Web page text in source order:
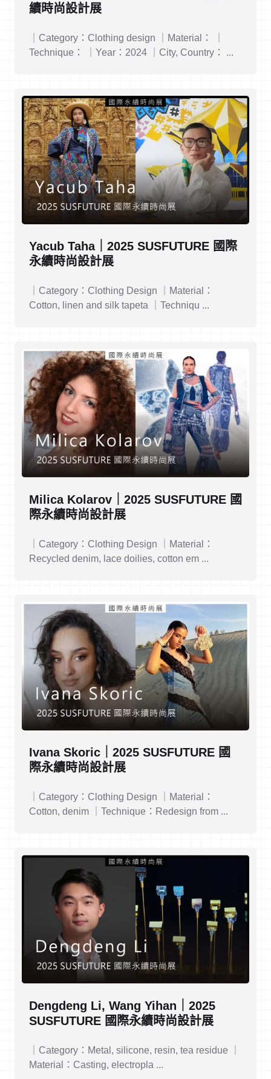
續時尚設計展
｜Category：Clothing design ｜Material： ｜
Technique： ｜Year：2024 ｜City, Country： ...
Yacub Taha｜2025 SUSFUTURE 國際
永續時尚設計展
｜Category：Clothing Design ｜Material：
Cotton, linen and silk tapeta ｜Techniqu ...
Milica Kolarov｜2025 SUSFUTURE 國
際永續時尚設計展
｜Category：Clothing Design ｜Material：
Recycled denim, lace doilies, cotton em ...
Ivana Skoric｜2025 SUSFUTURE 國
際永續時尚設計展
｜Category：Clothing Design ｜Material：
Cotton, denim ｜Technique：Redesign from ...
Dengdeng Li, Wang Yihan｜2025
SUSFUTURE 國際永續時尚設計展
｜Category：Metal, silicone, resin, tea residue ｜
Material：Casting, electropla ...